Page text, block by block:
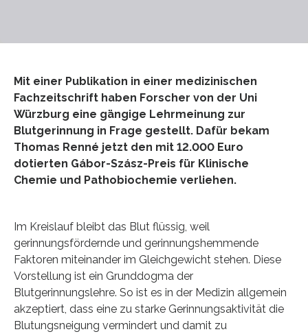
Mit einer Publikation in einer medizinischen
Fachzeitschrift haben Forscher von der Uni
Würzburg eine gängige Lehrmeinung zur
Blutgerinnung in Frage gestellt. Dafür bekam
Thomas Renné jetzt den mit 12.000 Euro
dotierten Gábor-Szász-Preis für Klinische
Chemie und Pathobiochemie verliehen.
Im Kreislauf bleibt das Blut flüssig, weil
gerinnungsfördernde und gerinnungshemmende
Faktoren miteinander im Gleichgewicht stehen. Diese
Vorstellung ist ein Grunddogma der
Blutgerinnungslehre. So ist es in der Medizin allgemein
akzeptiert, dass eine zu starke Gerinnungsaktivität die
Blutungsneigung vermindert und damit zu